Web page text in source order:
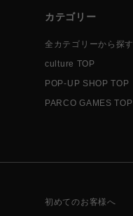
カテゴリー
全カテゴリーから探す
culture TOP
POP-UP SHOP TOP
PARCO GAMES TOP
初めてのお客様へ